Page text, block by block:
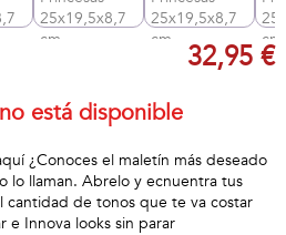
32,95 €
está disponible
¿Conoces el maletín más deseado
lo llaman. Abrelo y ecnuentra tus
cantidad de tonos que te va costar
e Innova looks sin parar